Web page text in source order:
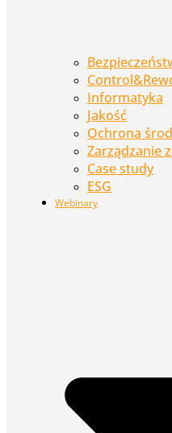
Informatyka
Jakość
Ochrona
Zarządzanie
Case study
ESG
Webinary